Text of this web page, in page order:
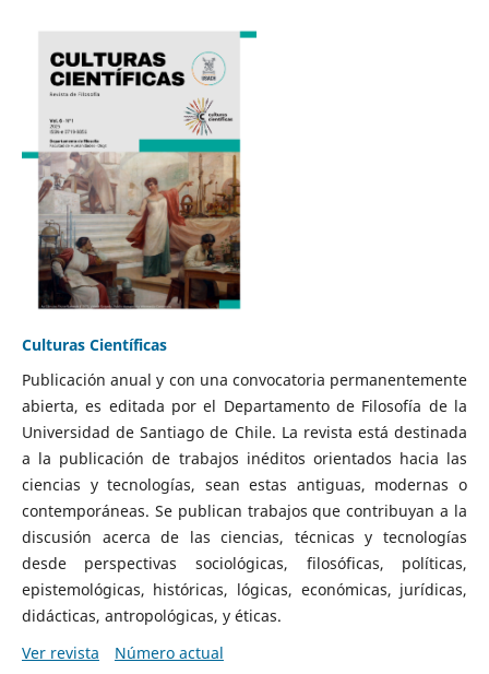
Culturas Científicas
Publicación anual y con una convocatoria permanentemente
abierta, es editada por el Departamento de Filosofía de la
Universidad de Santiago de Chile. La revista está destinada
a la publicación de trabajos inéditos orientados hacia las
ciencias y tecnologías, sean estas antiguas, modernas o
contemporáneas. Se publican trabajos que contribuyan a la
discusión acerca de las ciencias, técnicas y tecnologías
desde perspectivas sociológicas, filosóficas, políticas,
epistemológicas, históricas, lógicas, económicas, jurídicas,
didácticas, antropológicas, y éticas.
Ver revista
Número actual